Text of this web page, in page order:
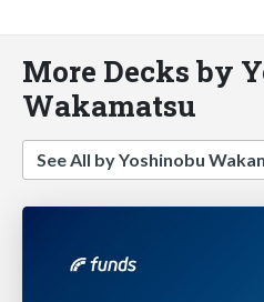
More Decks by
Wakamatsu
See All by Yoshinobu